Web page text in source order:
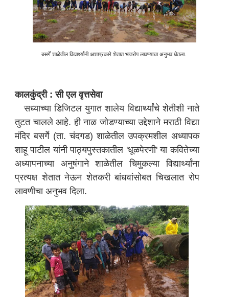
बसर्गे शाळेतील विद्यार्थ्यांनी अशाप्रकारे शेतात भातरोप लावण्याचा अनुभव घेतला.
कालकुंद्री : सी एल वृत्तसेवा
सध्याच्या डिजिटल युगात शालेय विद्यार्थ्यांचे शेतीशी नाते
तुटत चालले आहे. ही नाळ जोडण्याच्या उद्देशाने मराठी विद्या
मंदिर बसर्गे (ता. चंदगड) शाळेतील उपक्रमशील अध्यापक
शाहू पाटील यांनी पाठ्यपुस्तकातील 'धूळपेरणी' या कवितेच्या
अध्यापनाच्या अनुषंगाने शाळेतील चिमुकल्या विद्यार्थ्यांना
प्रत्यक्ष शेतात नेऊन शेतकरी बांधवांसोबत चिखलात रोप
लावणीचा अनुभव दिला.